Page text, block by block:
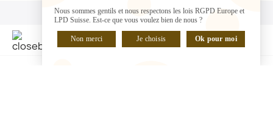
VOTRE COMPTE
VOTRE COMPTE
Nous sommes gentils et nous respectons les lois RGPD Europe et
LPD Suisse. Est-ce que vous voulez bien de nous ?
Non merci Je choisis Ok pour moi
DISCUTER EN LIGNE